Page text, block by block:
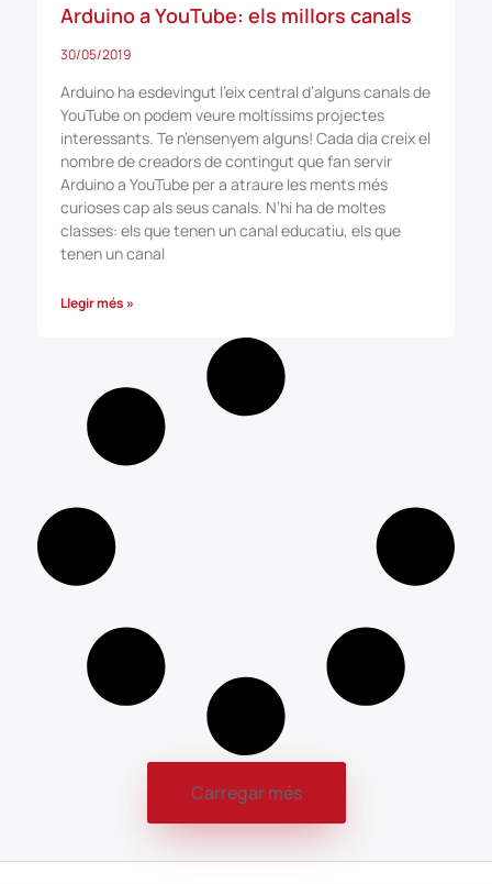
Arduino a YouTube: els millors canals
30/05/2019
Arduino ha esdevingut l’eix central d’alguns canals de
YouTube on podem veure moltíssims projectes
interessants. Te n’ensenyem alguns! Cada dia creix el
nombre de creadors de contingut que fan servir
Arduino a YouTube per a atraure les ments més
curioses cap als seus canals. N’hi ha de moltes
classes: els que tenen un canal educatiu, els que
tenen un canal
Llegir més »
Carregar més